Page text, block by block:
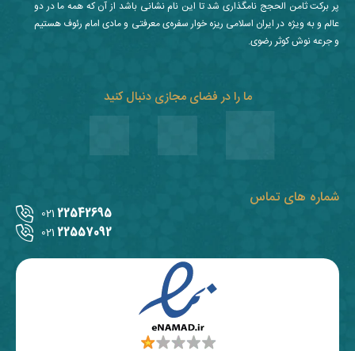
شماره های تماس
22542695
021
22557092
021
ما را در فضای مجازی دنبال کنید
پر برکت ثامن الحجج نامگذاری شد تا این نام نشانی باشد از آن که همه ما در دو
عالم و به ویژه در ایران اسلامی ریزه خوار سفره‌ی معرفتی و مادی امام رئوف هستیم
و جرعه نوش کوثر رضوی.